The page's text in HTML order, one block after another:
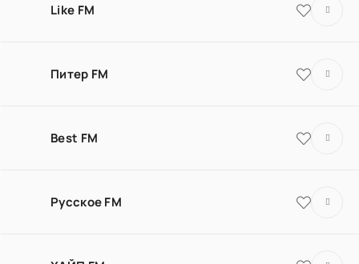
Like FM
Питер FM
Best FM
Русское FM